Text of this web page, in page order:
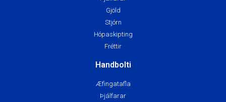
Gjöld
Stjórn
Hópaskipting
Fréttir
Handbolti
Æfingatafla
Þjálfarar